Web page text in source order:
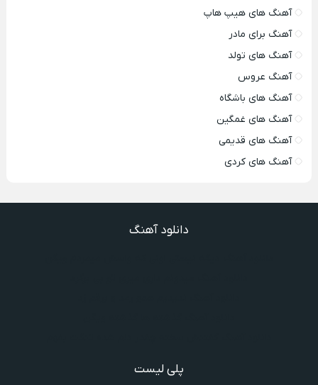
آهنگ های هیپ هاپ
آهنگ برای مادر
آهنگ های تولد
آهنگ عروس
آهنگ های باشگاه
آهنگ های غمگین
آهنگ های قدیمی
آهنگ های کردی
دانلود آهنگ
پلی لیست